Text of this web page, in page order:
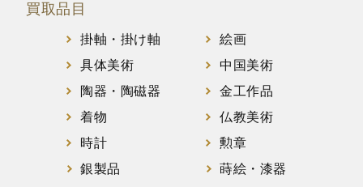
買取品目
掛軸・掛け軸
絵画
具体美術
中国美術
陶器・陶磁器
金工作品
着物
仏教美術
時計
勲章
銀製品
蒔絵・漆器